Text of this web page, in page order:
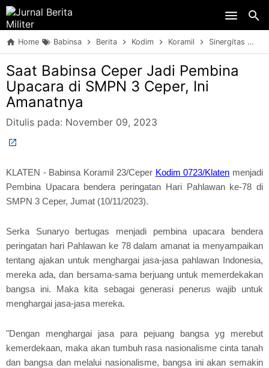
Home Babinsa Berita Kodim Koramil Sinergitas
Saat Babinsa Ceper Jadi Pembina
Upacara di SMPN 3 Ceper, Ini
Amanatnya
Ditulis pada: November 09, 2023
KLATEN - Babinsa Koramil 23/Ceper Kodim 0723/Klaten menjadi
Pembina Upacara bendera peringatan Hari Pahlawan ke-78 di
SMPN 3 Ceper, Jumat (10/11/2023).
Serka Sunaryo bertugas menjadi pembina upacara bendera
peringatan hari Pahlawan ke 78 dalam amanat ia menyampaikan
tentang ajakan untuk menghargai jasa-jasa pahlawan Indonesia,
mereka ada, dan bersama-sama berjuang untuk memerdekakan
bangsa ini. Maka kita sebagai generasi penerus wajib untuk
menghargai jasa-jasa mereka.
"Dengan menghargai jasa para pejuang bangsa yg merebut
kemerdekaan, maka akan tumbuh rasa nasionalisme cinta tanah
dan bangsa dan melalui nasionalisme, bangsa ini akan semakin